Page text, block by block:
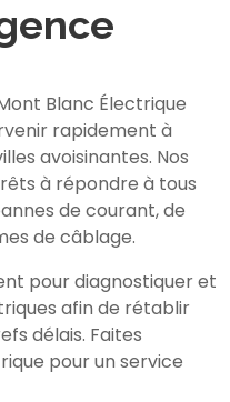
Blanc Électrique
rapidement à
avoisinantes. Nos
à répondre à tous
de courant, de
de câblage.
pour diagnostiquer et
afin de rétablir
délais. Faites
pour un service